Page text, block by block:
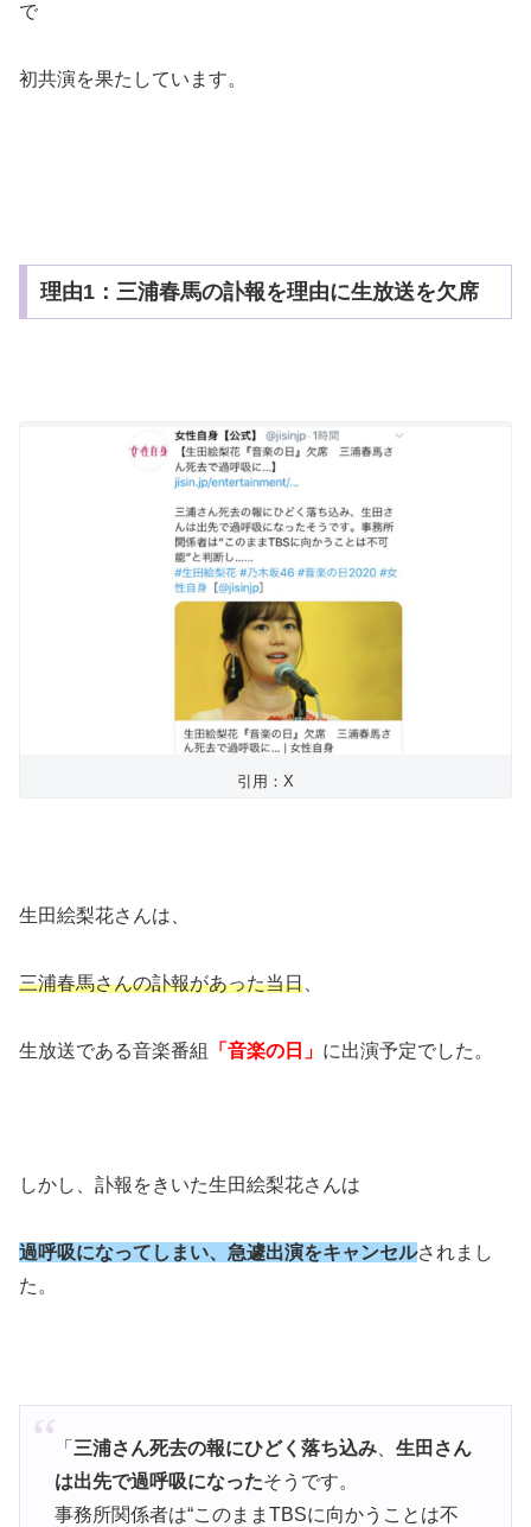
で
初共演を果たしています。
理由1：三浦春馬の訃報を理由に生放送を欠席
引用：X
生田絵梨花さんは、
三浦春馬さんの訃報があった当日
生放送である音楽番組 「音楽の日」 に出演予定でした。
しかし、訃報をきいた生田絵梨花さんは
過呼吸になってしまい、急遽出演をキャンセルされまし
た。
「 三浦さん死去の報にひどく落ち込み、 生田さん
は出先で過呼吸になったそうです。
事務所関係者は“このままTBSに向かうことは不